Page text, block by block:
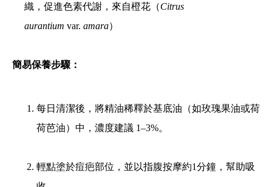
織，促進色素代謝，來自橙花（Citrus
aurantium var. amara）
簡易保養步驟：
每日清潔後，將精油稀釋於基底油（如玫瑰果油或荷
荷芭油）中，濃度建議 1–3%。
輕點塗於痘疤部位，並以指腹按摩約1分鐘，幫助吸